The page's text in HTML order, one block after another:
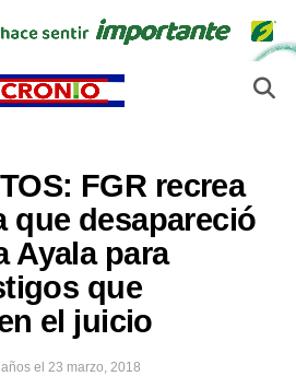
FGR recrea
que desapareció
Ayala para
que
el juicio
el 23 marzo, 2018